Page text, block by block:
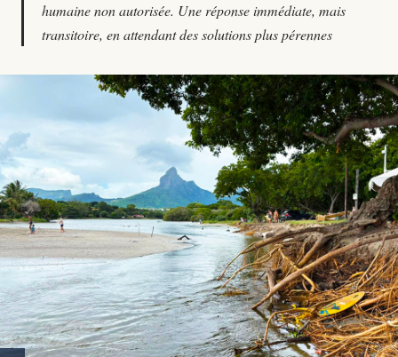
humaine non autorisée. Une réponse immédiate, mais
transitoire, en attendant des solutions plus pérennes